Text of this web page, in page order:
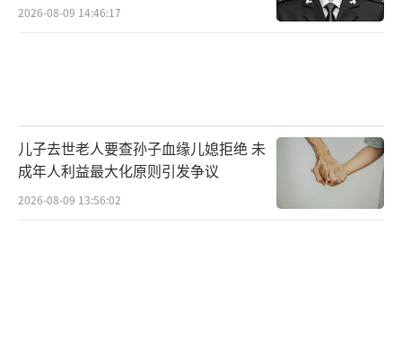
2026-08-09 14:46:17
儿子去世老人要查孙子血缘儿媳拒绝 未
成年人利益最大化原则引发争议
2026-08-09 13:56:02